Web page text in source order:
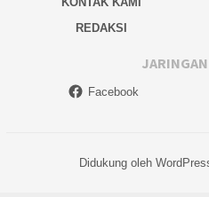
REDAKSI
Facebook
Didukung oleh